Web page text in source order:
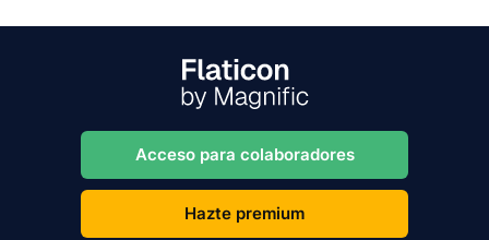
Acceso para colaboradores
Hazte premium